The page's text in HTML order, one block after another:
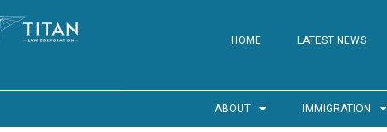
HOME LATEST NEWS
ABOUT IMMIGRATION